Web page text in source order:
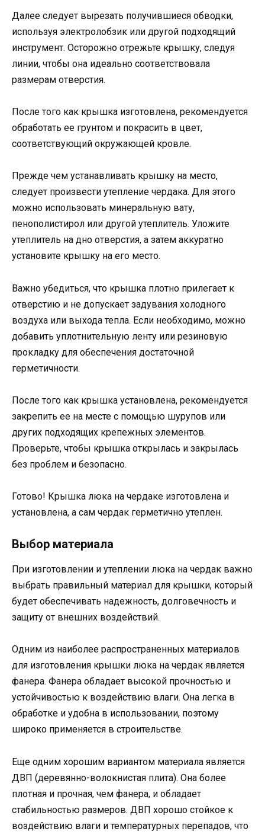
Далее следует вырезать получившиеся обводки,
используя электролобзик или другой подходящий
инструмент. Осторожно отрежьте крышку, следуя
линии, чтобы она идеально соответствовала
размерам отверстия.
После того как крышка изготовлена, рекомендуется
обработать ее грунтом и покрасить в цвет,
соответствующий окружающей кровле.
Прежде чем устанавливать крышку на место,
следует произвести утепление чердака. Для этого
можно использовать минеральную вату,
пенополистирол или другой утеплитель. Уложите
утеплитель на дно отверстия, а затем аккуратно
установите крышку на его место.
Важно убедиться, что крышка плотно прилегает к
отверстию и не допускает задувания холодного
воздуха или выхода тепла. Если необходимо, можно
добавить уплотнительную ленту или резиновую
прокладку для обеспечения достаточной
герметичности.
После того как крышка установлена, рекомендуется
закрепить ее на месте с помощью шурупов или
других подходящих крепежных элементов.
Проверьте, чтобы крышка открылась и закрылась
без проблем и безопасно.
Готово! Крышка люка на чердаке изготовлена и
установлена, а сам чердак герметично утеплен.
Выбор материала
При изготовлении и утеплении люка на чердак важно
выбрать правильный материал для крышки, который
будет обеспечивать надежность, долговечность и
защиту от внешних воздействий.
Одним из наиболее распространенных материалов
для изготовления крышки люка на чердак является
фанера. Фанера обладает высокой прочностью и
устойчивостью к воздействию влаги. Она легка в
обработке и удобна в использовании, поэтому
широко применяется в строительстве.
Еще одним хорошим вариантом материала является
ДВП (деревянно-волокнистая плита). Она более
плотная и прочная, чем фанера, и обладает
стабильностью размеров. ДВП хорошо стойкое к
воздействию влаги и температурных перепадов, что